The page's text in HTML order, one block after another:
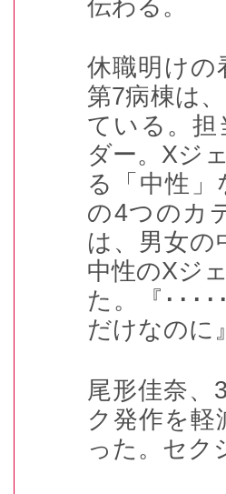
伝わる。
休職明けの
第7病棟は
ている。
ダー。 Xジ
る「中性
の4つのカ
は、男女の
中性のXジ
た。『 ････
だけなのに
尾形佳奈、
ク発作を
った。セク